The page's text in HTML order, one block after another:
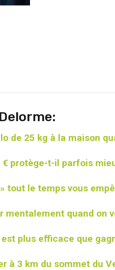
de 25 kg à la maison
protège-t-il parfois
tout le temps vous
mentalement quand on
plus efficace que
à 3 km du sommet du